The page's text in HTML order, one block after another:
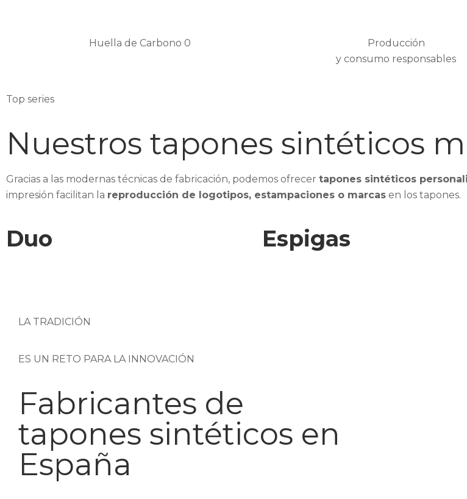
Huella de Carbono 0
Producción
y consumo responsables
Top series
Nuestros tapones sintéticos
Gracias a las modernas técnicas de fabricación, podemos ofrecer tapones sintéticos
impresión facilitan la reproducción de logotipos, estampaciones o marcas en los tapones.
Duo Espigas
LA TRADICIÓN
ES UN RETO PARA LA INNOVACIÓN
Fabricantes de
tapones sintéticos en
España